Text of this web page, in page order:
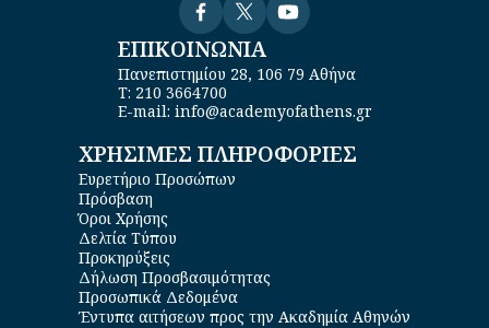
VisitVisitVisit
ΕΠΙΚΟΙΝΩΝΙΑ
Πανεπιστημίου 28, 106 79 Αθήνα
Τ: 210 3664700
E-mail: info@academyofathens.gr
ΧΡΗΣΙΜΕΣ ΠΛΗΡΟΦΟΡΙΕΣ
Ευρετήριο Προσώπων
Πρόσβαση
Όροι Χρήσης
Δελτία Τύπου
Προκηρύξεις
Δήλωση Προσβασιμότητας
Προσωπικά Δεδομένα
Έντυπα αιτήσεων προς την Ακαδημία Αθηνών